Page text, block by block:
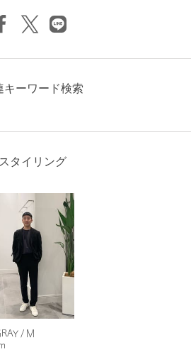
す。
キーワード検索
スタイリング
/ M